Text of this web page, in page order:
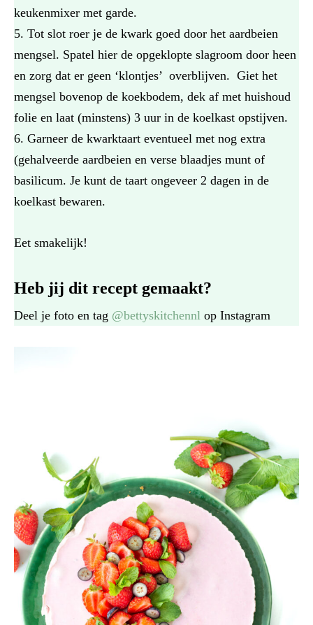
keukenmixer met garde.
Tot slot roer je de kwark goed door het aardbeien
mengsel. Spatel hier de opgeklopte slagroom door heen
en zorg dat er geen ‘klontjes’ overblijven. Giet het
mengsel bovenop de koekbodem, dek af met huishoud
folie en laat (minstens) 3 uur in de koelkast opstijven.
Garneer de kwarktaart eventueel met nog extra
(gehalveerde aardbeien en verse blaadjes munt of
basilicum. Je kunt de taart ongeveer 2 dagen in de
koelkast bewaren.
Eet smakelijk!
Heb jij dit recept gemaakt?
Deel je foto en tag @bettyskitchennl op Instagram